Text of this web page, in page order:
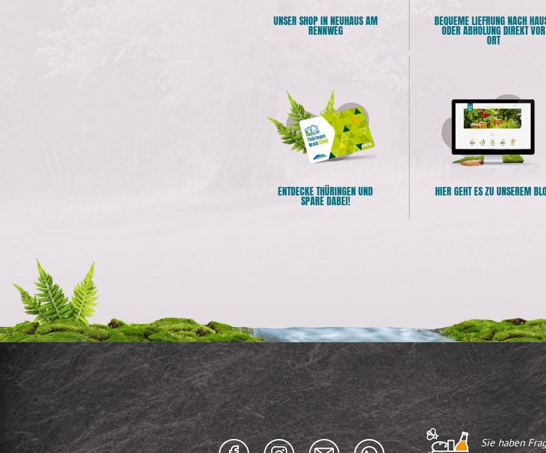
UNSER SHOP IN NEUHAUS AM
RENNWEG
BEQUEME LIEFRUNG NACH
ODER ABHOLUNG DIREKT VOR
ORT
ENTDECKE THÜRINGEN UND
SPARE DABEI!
HIER GEHT ES ZU UNSEREM
Sie haben